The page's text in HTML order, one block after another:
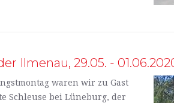
Ilmenau, 29.05. -
waren wir zu Gast
Schleuse bei Lüneburg, der